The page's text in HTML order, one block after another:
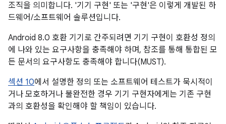
조직을 의미합니다. '기기 구현' 또는 '구현'은 이렇게 개발된 하
드웨어/소프트웨어 솔루션입니다.
Android 8.0 호환 기기로 간주되려면 기기 구현이 호환성 정의
에 나와 있는 요구사항을 충족해야 하며, 참조를 통해 통합된 모
든 문서의 요구사항도 충족해야 합니다(MUST).
섹션 10에서 설명한 정의 또는 소프트웨어 테스트가 묵시적이
거나 모호하거나 불완전한 경우 기기 구현자에게는 기존 구현
과의 호환성을 확인해야 할 책임이 있습니다.